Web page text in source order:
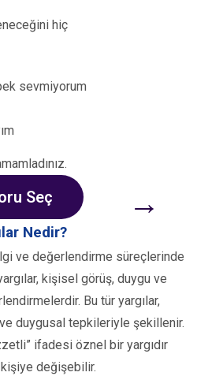
hiç
sevmiyorum
Seç →
Nedir?
ve değerlendirme süreçlerinde
kişisel görüş, duygu ve
Bu tür yargılar,
duygusal tepkileriyle şekillenir.
ifadesi öznel bir yargıdır
değişebilir.